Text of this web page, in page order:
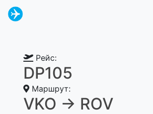
Рейс:
DP105
Маршрут:
VKO → ROV